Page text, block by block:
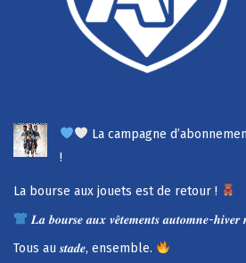
La campagne
!
La bourse aux jouets est de retour !
𝑳𝒂 𝒃𝒐𝒖𝒓𝒔𝒆 𝒂𝒖𝒙 𝒗𝒆̂𝒕𝒆𝒎𝒆𝒏𝒕𝒔 𝒂𝒖𝒕𝒐𝒎𝒏𝒆-𝒉𝒊𝒗𝒆𝒓
Tous au 𝒔𝒕𝒂𝒅𝒆, ensemble.